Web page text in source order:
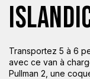
Transportez 5 à 6
avec ce van à
Pullman 2, une